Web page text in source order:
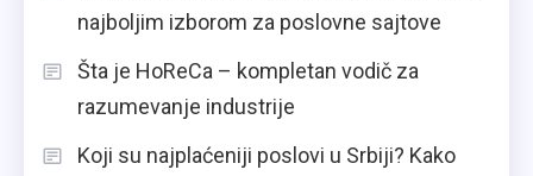
najboljim izborom za poslovne sajtove
Šta je HoReCa – kompletan vodič za
razumevanje industrije
Koji su najplaćeniji poslovi u Srbiji? Kako